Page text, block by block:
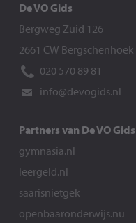
De VO Gids
Bergweg Zuid 126
2661 CW Bergschenhoek
020 570 89 81
info@devogids.nl
Partners van De VO Gids
gymnasia.nl
leergeld.nl
saarisnietgek
openbaaronderwijs.nu